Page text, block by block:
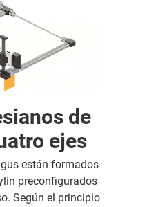
de
ejes
están formados
preconfigurados
Según el principio